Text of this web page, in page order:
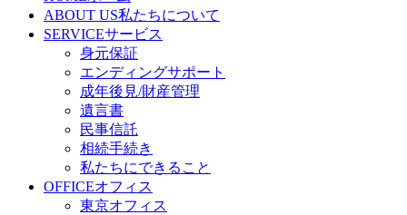
ABOUT US私たちについて
SERVICEサービス
身元保証
エンディングサポート
成年後見/財産管理
遺言書
民事信託
相続手続き
私たちにできること
OFFICEオフィス
東京オフィス